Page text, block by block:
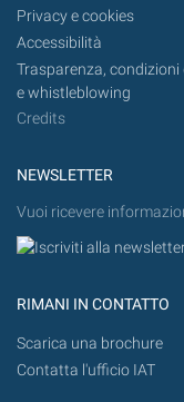
Privacy e cookies
Accessibilità
Trasparenza, condizioni
e whistleblowing
Credits
NEWSLETTER
Vuoi ricevere
RIMANI IN CONTATTO
Scarica una brochure
Contatta l'ufficio IAT